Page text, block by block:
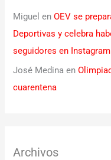
Miguel enOEV se
Deportivas y celebra
seguidores en Instagram
José Medina en
cuarentena
Archivos